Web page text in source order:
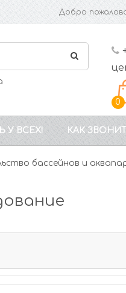
Добро
0
У ВСЕХ! КАК
бассейнов и